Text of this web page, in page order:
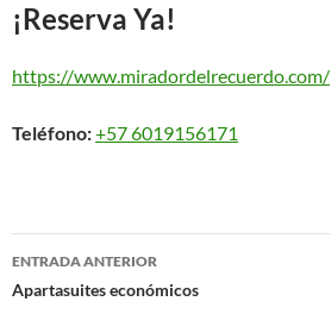
¡Reserva Ya!
https://www.miradordelrecuerdo.com/
Teléfono:+57 6019156171
Navegación
de
ENTRADA ANTERIOR
Apartasuites económicos